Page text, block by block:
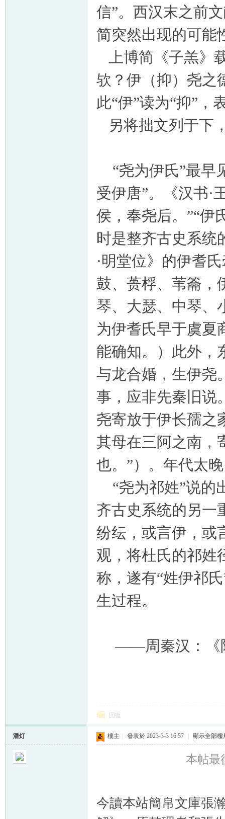
信”。西汉末之前
简突然出现的可能
上博简《子羔》
欤？伊（抑）尧之
此“伊”读为“抑”，
另将拙文列于下
“尧为伊氏”最早
受伊唐”。《汉书·
侯，奉尧后。”“伊
时是整齐古史系统
·明堂位》的伊耆
鼓、蒉桴、苇籥，
琴、大瑟、中琴、
为伊耆氏早于虞夏
能确知。）此外，
与龙合婚，生伊尧
事，应非先秦旧说
尧寄放于伊长孺之
其母在三阿之南，
也。”）。年代太
“尧为祁姓”说的
齐古史系统的另
纷纭，或言伊，或
观，将杜氏的祁姓
称，遂有“姓伊祁
生过程。
——周秦汉：《
回復
潘灯 樓主 發表於 2023-3-3 16:57 顯示全部樓
本帖最
今讀本站簡帛文庫張